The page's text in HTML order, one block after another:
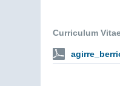
Curriculum